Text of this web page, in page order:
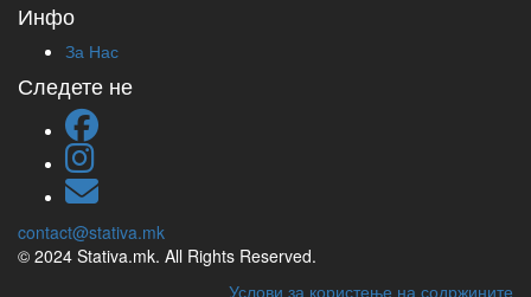
Инфо
За Нас
Следете не
contact@stativa.mk
© 2024 Stativa.mk. All Rights Reserved.
Услови за користење на содржините